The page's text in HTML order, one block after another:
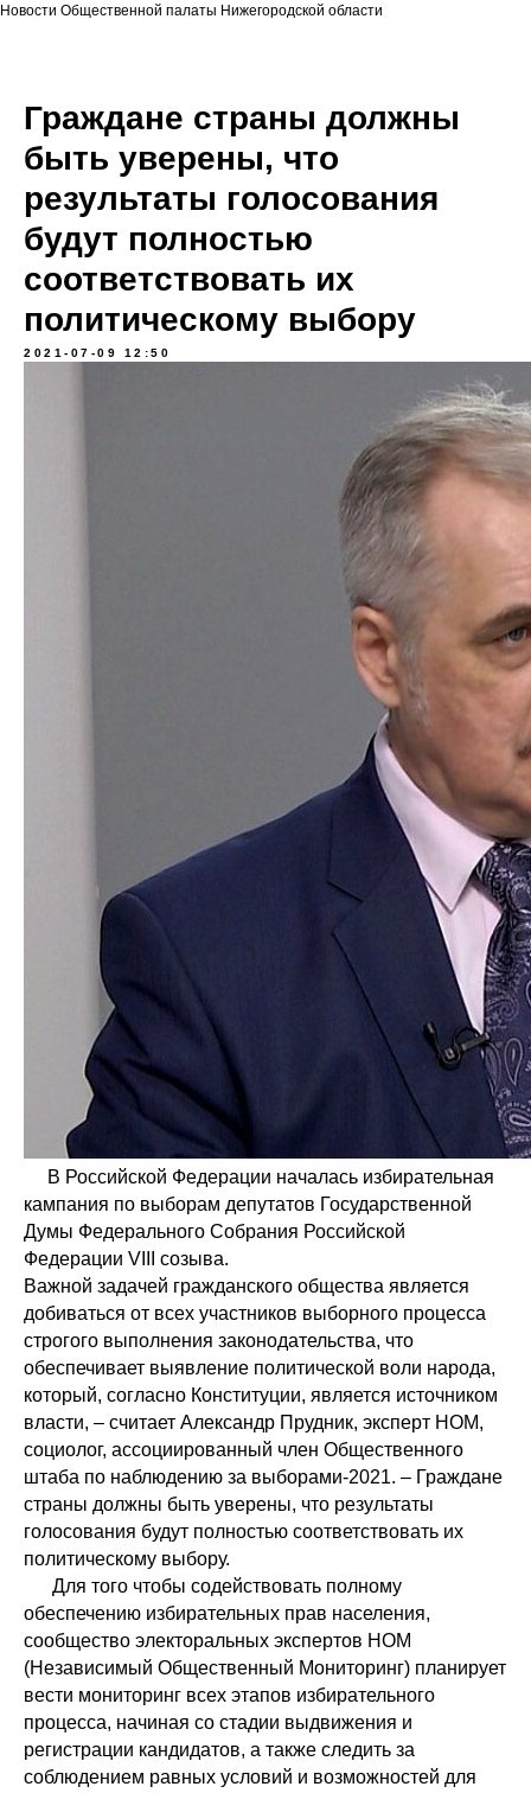
Новости Общественной палаты Нижегородской области
Граждане страны должны
быть уверены, что
результаты голосования
будут полностью
соответствовать их
политическому выбору
2021-07-09 12:50
В Российской Федерации началась избирательная
кампания по выборам депутатов Государственной
Думы Федерального Собрания Российской
Федерации VIII созыва.
Важной задачей гражданского общества является
добиваться от всех участников выборного процесса
строгого выполнения законодательства, что
обеспечивает выявление политической воли народа,
который, согласно Конституции, является источником
власти, – считает Александр Прудник, эксперт НОМ,
социолог, ассоциированный член Общественного
штаба по наблюдению за выборами-2021. – Граждане
страны должны быть уверены, что результаты
голосования будут полностью соответствовать их
политическому выбору.
Для того чтобы содействовать полному
обеспечению избирательных прав населения,
сообщество электоральных экспертов НОМ
(Независимый Общественный Мониторинг) планирует
вести мониторинг всех этапов избирательного
процесса, начиная со стадии выдвижения и
регистрации кандидатов, а также следить за
соблюдением равных условий и возможностей для